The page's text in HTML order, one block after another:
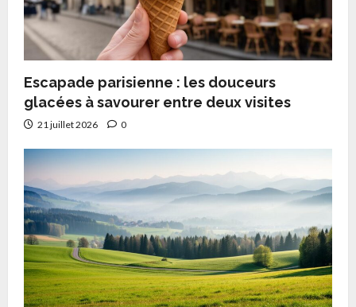
Escapade parisienne : les douceurs
glacées à savourer entre deux visites
21 juillet 2026 0